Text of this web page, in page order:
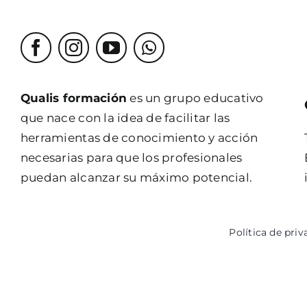
Qualis formación es un grupo educativo
que nace con la idea de facilitar las
herramientas de conocimiento y acción
necesarias para que los profesionales
puedan alcanzar su máximo potencial.
Política de